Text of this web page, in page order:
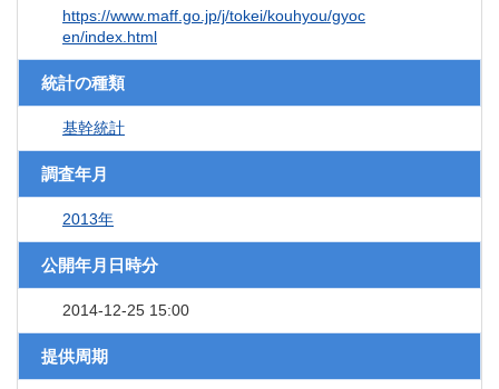
https://www.maff.go.jp/j/tokei/kouhyou/gyoc
en/index.html
統計の種類
基幹統計
調査年月
2013年
公開年月日時分
2014-12-25 15:00
提供周期